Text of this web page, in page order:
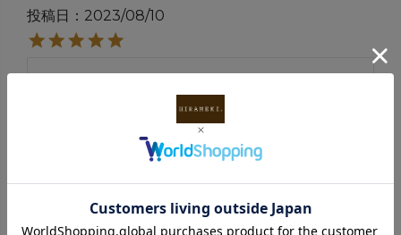
投稿日
2023/08/10
分のご褒美として買ったのでとても満足していま
す！レザーケアも一緒に購入したのでこれからど
んな風になっていくのか楽しみです♪
金魚
2